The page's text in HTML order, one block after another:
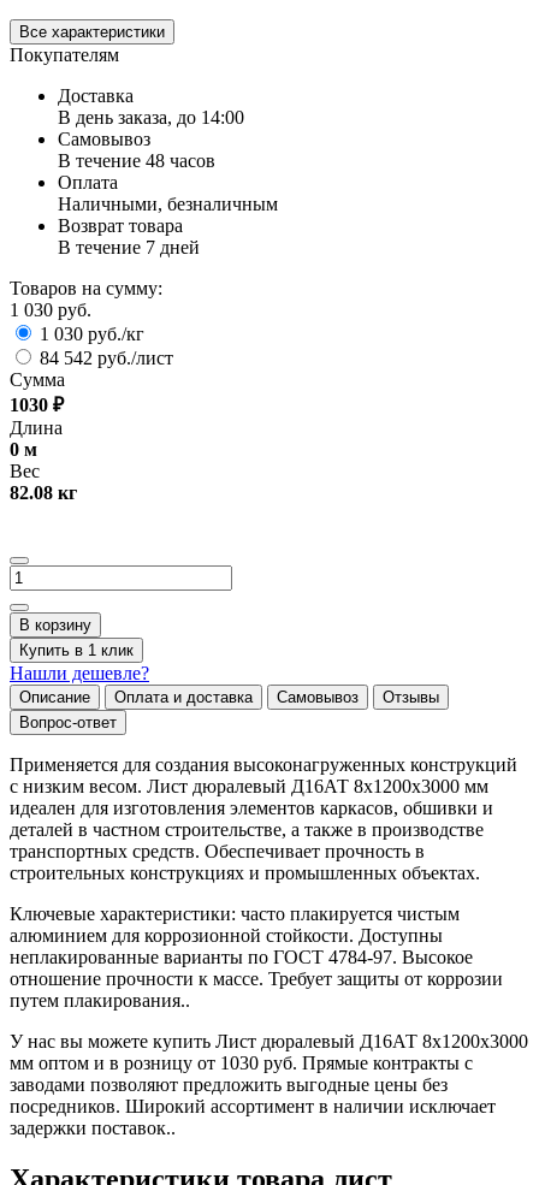
Все характеристики
Покупателям
Доставка
В день заказа, до 14:00
Самовывоз
В течение 48 часов
Оплата
Наличными, безналичным
Возврат товара
В течение 7 дней
Товаров на сумму:
1 030 руб.
1 030 руб./кг
84 542 руб./лист
Сумма
1030 ₽
Длина
0 м
Вес
82.08 кг
В корзину
Купить в 1 клик
Нашли дешевле?
Описание Оплата и доставка Самовывоз
Отзывы
Вопрос-ответ
Применяется для создания высоконагруженных конструкций
с низким весом. Лист дюралевый Д16АТ 8х1200х3000 мм
идеален для изготовления элементов каркасов, обшивки и
деталей в частном строительстве, а также в производстве
транспортных средств. Обеспечивает прочность в
строительных конструкциях и промышленных объектах.
Ключевые характеристики: часто плакируется чистым
алюминием для коррозионной стойкости. Доступны
неплакированные варианты по ГОСТ 4784-97. Высокое
отношение прочности к массе. Требует защиты от коррозии
путем плакирования..
У нас вы можете купить Лист дюралевый Д16АТ 8х1200х3000
мм оптом и в розницу от 1030 руб. Прямые контракты с
заводами позволяют предложить выгодные цены без
посредников. Широкий ассортимент в наличии исключает
задержки поставок..
Характеристики товара лист